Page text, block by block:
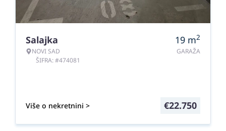
Salajka
NOVI SAD
ŠIFRA: #474081
19 m2
GARAŽA
Više o nekretnini > €22.750